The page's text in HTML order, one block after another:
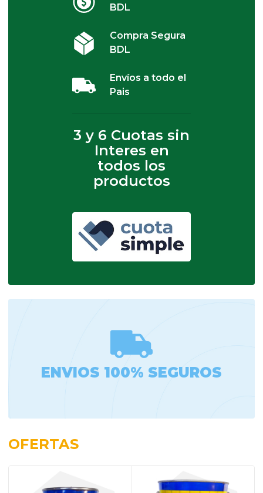
BDL
Compra Segura
BDL
Envíos a todo el
Pais
3 y 6 Cuotas sin
Interes en
todos los
productos
ENVIOS 100% SEGUROS
OFERTAS